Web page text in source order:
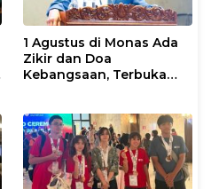
1 Agustus di Monas Ada
Zikir dan Doa
Kebangsaan, Terbuka